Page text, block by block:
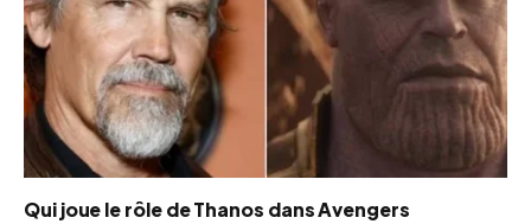
Qui joue le rôle de Thanos dans Avengers